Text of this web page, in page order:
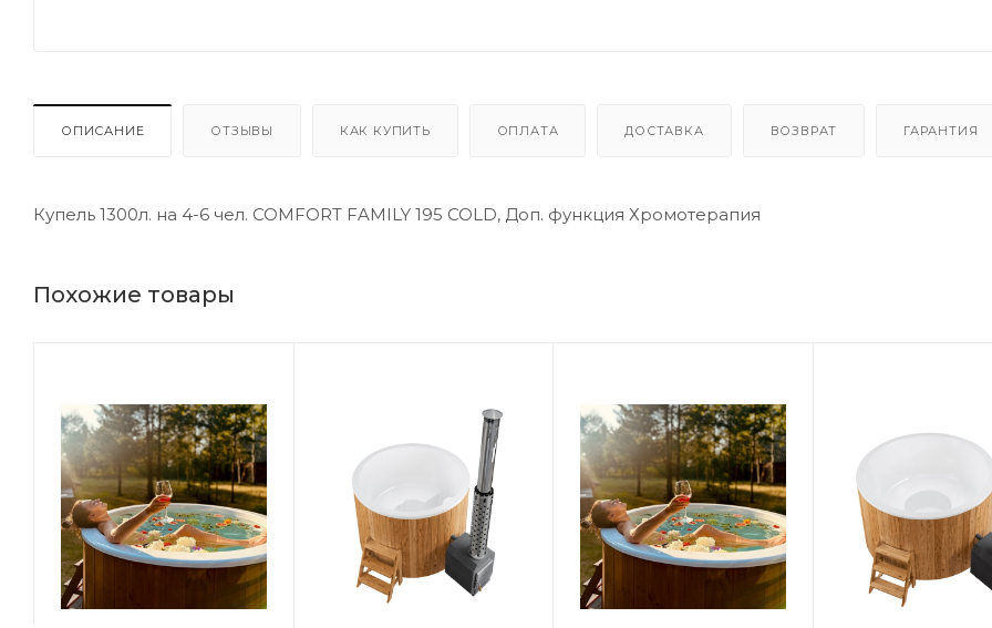
ОПИСАНИЕ ОТЗЫВЫ КАК КУПИТЬ ОПЛАТА ДОСТАВКА ВОЗВРАТ ГАРАНТИЯ
Купель 1300л. на 4-6 чел. COMFORT FAMILY 195 COLD, Доп. функция Хромотерапия
Похожие товары